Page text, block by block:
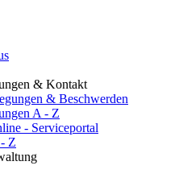
& Kontakt
& Beschwerden
A - Z
- Serviceportal
Z